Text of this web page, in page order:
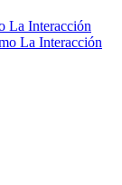
La Interacción
La Interacción